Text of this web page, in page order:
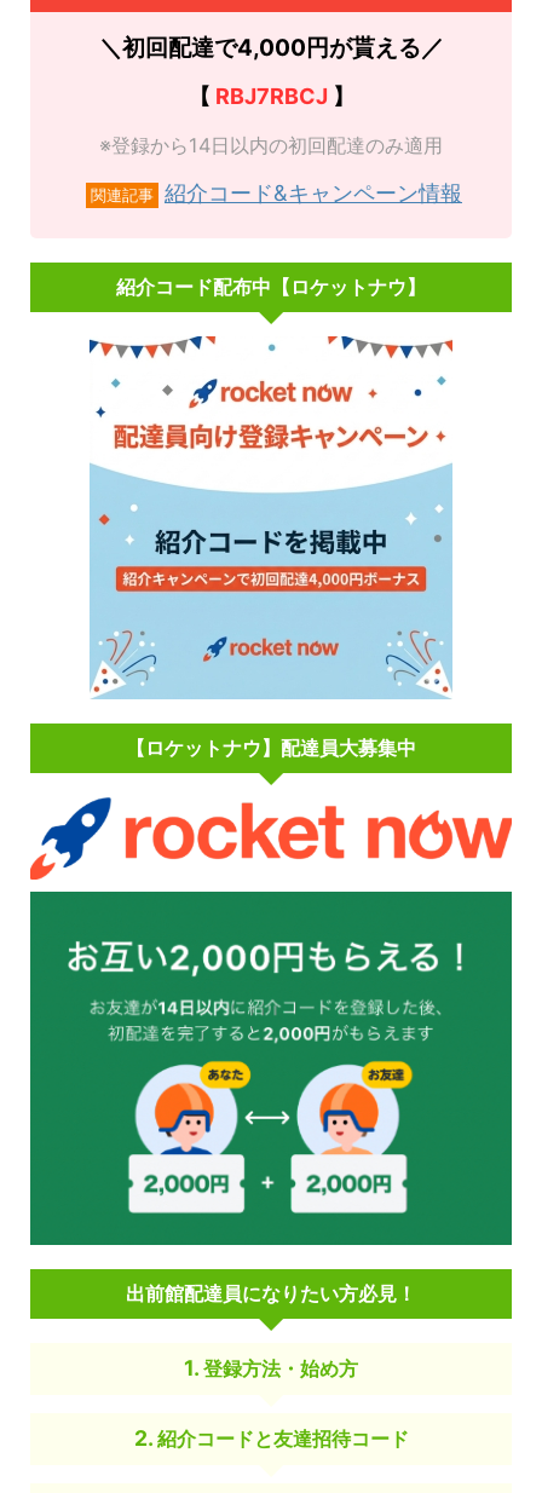
＼初回配達で4,000円が貰える／
【 RBJ7RBCJ 】
※登録から14日以内の初回配達のみ適用
関連記事 紹介コード&キャンペーン情報
紹介コード配布中【ロケットナウ】
【ロケットナウ】配達員大募集中
出前館配達員になりたい方必見！
登録方法・始め方
紹介コードと友達招待コード